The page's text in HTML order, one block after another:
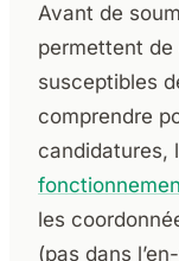
Avant de
permettent
susceptibles
comprendre
candidatures,
les
(pas dans